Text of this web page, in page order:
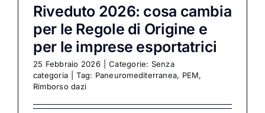
Riveduto 2026: cosa cambia
per le Regole di Origine e
per le imprese esportatrici
25 Febbraio 2026 Categorie: Senza
categoria
Tag: Paneuromediterranea, PEM,
Rimborso dazi